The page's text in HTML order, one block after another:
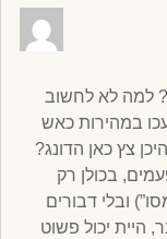
למה לא לחשוב
במהירות כאש
צץ כאן הדונג?
בכולן רק
ובלי דבורים
היית יכול פשוט